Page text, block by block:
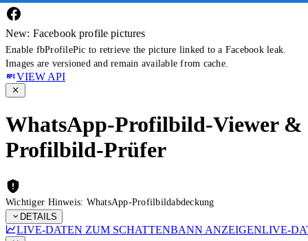
New: Facebook profile pictures
Enable fbProfilePic to retrieve the picture linked to a Facebook leak.
Images are versioned and remain available from cache.
VIEW API
WhatsApp-Profilbild-Viewer &
Profilbild-Prüfer
Wichtiger Hinweis: WhatsApp-Profilbildabdeckung
DETAILS
LIVE-DATEN ZUM SCHATTENBANN ANZEIGENLIVE-